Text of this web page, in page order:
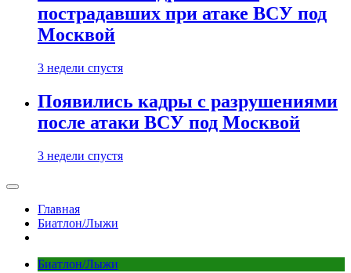
пострадавших при атаке ВСУ под
Москвой
3 недели спустя
Появились кадры с разрушениями
после атаки ВСУ под Москвой
3 недели спустя
Главная
Биатлон/Лыжи
Биатлон/Лыжи